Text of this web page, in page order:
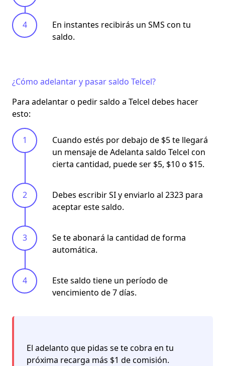
En instantes recibirás un SMS con tu
saldo.
¿Cómo adelantar y pasar saldo Telcel?
Para adelantar o pedir saldo a Telcel debes hacer
esto:
Cuando estés por debajo de $5 te llegará
un mensaje deAdelanta saldo Telcel con
cierta cantidad, puede ser $5, $10 o $15.
Debes escribir SI y enviarlo al 2323 para
aceptar este saldo.
Se te abonará la cantidad de forma
automática.
Este saldo tiene un período de
vencimiento de 7 días.
El adelanto que pidas se te cobra en tu
próxima recarga más $1 de comisión.